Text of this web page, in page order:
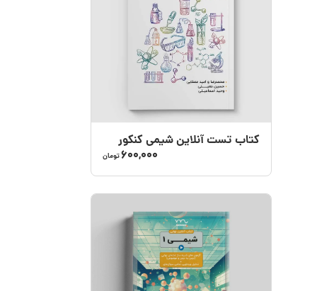
کتاب تست آنلاین شیمی کنکور
600,000تومان